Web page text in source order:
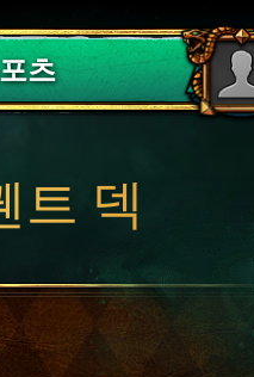
츠
트 덱